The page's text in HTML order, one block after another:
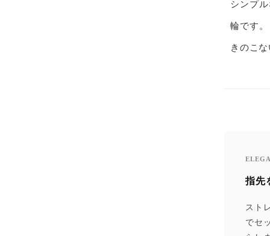
シンプ
輪です
きのこ
指先
スト
でセ